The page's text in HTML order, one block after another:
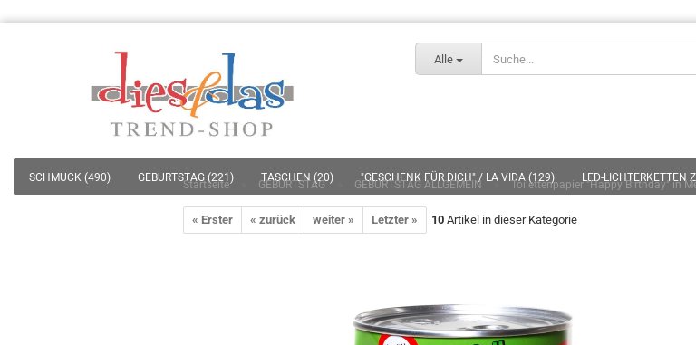
Alle
SCHMUCK (490) GEBURTSTAG (221) TASCHEN (20) "GESCHENK FÜR DICH" / LA VIDA (129) LED-LICHTERKETTEN
DEKO / OBJEKTE - SKULPTUREN - LEUCHTEN (15) KARTEN (266) SCHLÜSSELANHÄNGER
Startseite GEBURTSTAG GEBURTSTAG ALLGEMEIN » Toilettenpapier "Happy Birthday" in
« Erster « zurück weiter » Letzter » 10 Artikel in dieser Kategorie